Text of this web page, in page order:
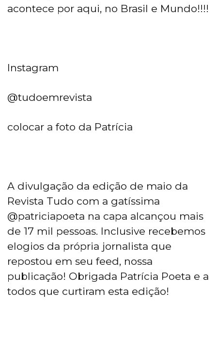
acontece por aqui, no Brasil e Mundo!!!!
Instagram
@tudoemrevista
colocar a foto da Patrícia
A divulgação da edição de maio da
Revista Tudo com a gatíssima
@patriciapoeta na capa alcançou mais
de 17 mil pessoas. Inclusive recebemos
elogios da própria jornalista que
repostou em seu feed, nossa
publicação! Obrigada Patrícia Poeta e a
todos que curtiram esta edição!